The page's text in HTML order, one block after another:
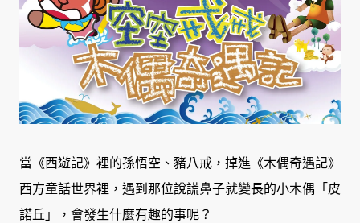
當《西遊記》裡的孫悟空、豬八戒，掉進《木偶奇遇記》
西方童話世界裡，遇到那位說謊鼻子就變長的小木偶「皮
諾丘」，會發生什麼有趣的事呢？